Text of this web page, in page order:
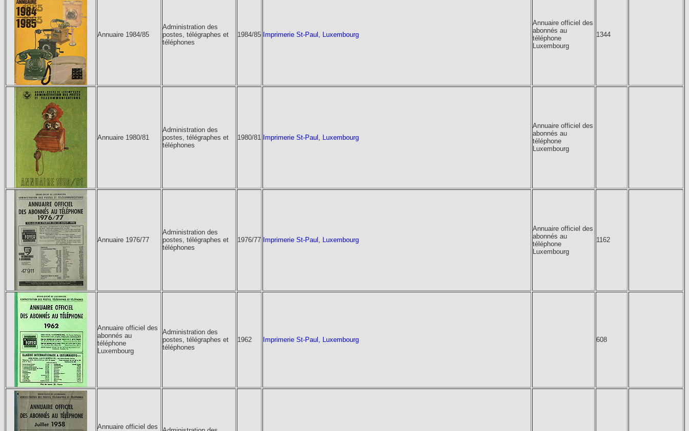
Annuaire 1984/85
Administration des
postes, télégraphes et
téléphones
1984/85 Imprimerie St-Paul, Luxembourg
Annuaire officiel des
abonnés au
téléphone
Luxembourg
1344
Annuaire 1980/81
Administration des
postes, télégraphes et
téléphones
1980/81 Imprimerie St-Paul, Luxembourg
Annuaire officiel des
abonnés au
téléphone
Luxembourg
Annuaire 1976/77
Administration des
postes, télégraphes et
téléphones
1976/77 Imprimerie St-Paul, Luxembourg
Annuaire officiel des
abonnés au
téléphone
Luxembourg
1162
Annuaire officiel des
abonnés au
téléphone
Luxembourg
Administration des
postes, télégraphes et
téléphones
1962 Imprimerie St-Paul, Luxembourg 608
Annuaire officiel des